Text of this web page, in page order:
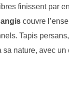
finissent par
couvre
Tapis
sa nature, avec